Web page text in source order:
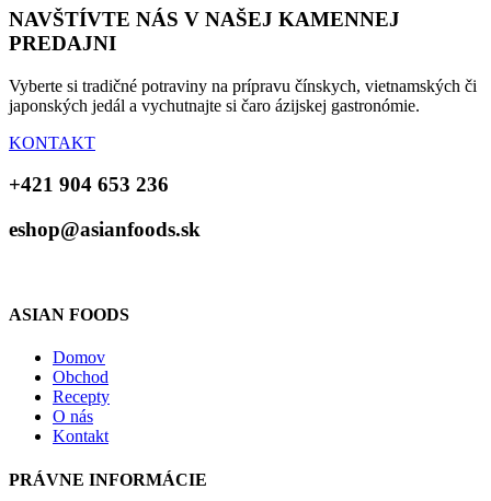
NAVŠTÍVTE NÁS V NAŠEJ KAMENNEJ
PREDAJNI
Vyberte si tradičné potraviny na prípravu čínskych, vietnamských či
japonských jedál a vychutnajte si čaro ázijskej gastronómie.
KONTAKT
+421 904 653 236
eshop@asianfoods.sk
ASIAN FOODS
Domov
Obchod
Recepty
O nás
Kontakt
PRÁVNE INFORMÁCIE